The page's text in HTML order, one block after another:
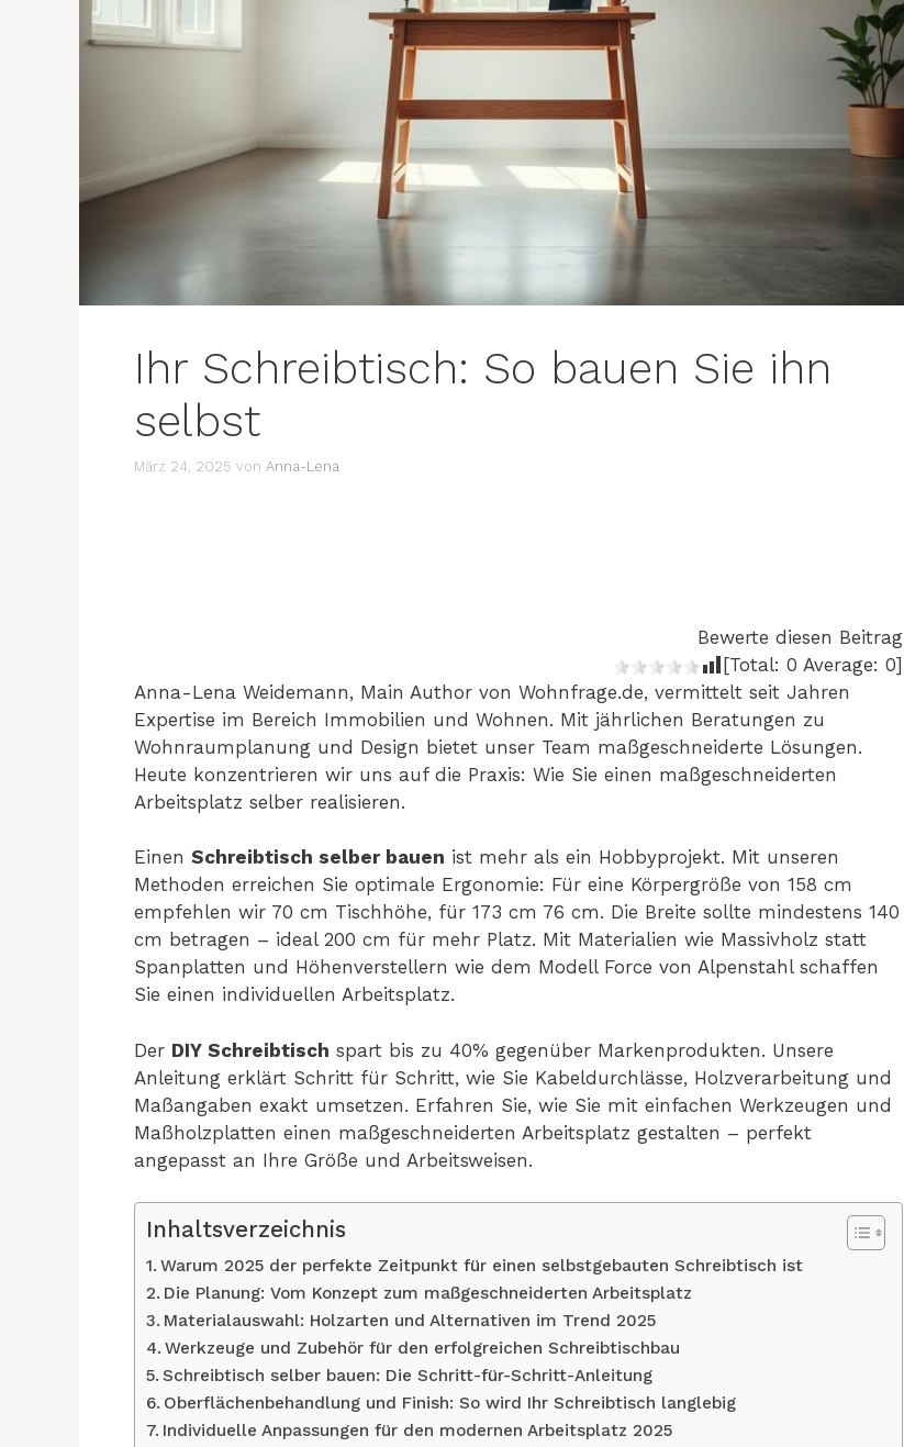
Ihr Schreibtisch: So bauen Sie ihn
selbst
März 24, 2025 von Anna-Lena
Bewerte diesen Beitrag
[Total: 0 Average: 0]
Anna-Lena Weidemann, Main Author von Wohnfrage.de, vermittelt seit Jahren
Expertise im Bereich Immobilien und Wohnen. Mit jährlichen Beratungen zu
Wohnraumplanung und Design bietet unser Team maßgeschneiderte Lösungen.
Heute konzentrieren wir uns auf die Praxis: Wie Sie einen maßgeschneiderten
Arbeitsplatz selber realisieren.
Einen Schreibtisch selber bauen ist mehr als ein Hobbyprojekt. Mit unseren
Methoden erreichen Sie optimale Ergonomie: Für eine Körpergröße von 158 cm
empfehlen wir 70 cm Tischhöhe, für 173 cm 76 cm. Die Breite sollte mindestens 140
cm betragen – ideal 200 cm für mehr Platz. Mit Materialien wie Massivholz statt
Spanplatten und Höhenverstellern wie dem Modell Force von Alpenstahl schaffen
Sie einen individuellen Arbeitsplatz.
Der DIY Schreibtisch spart bis zu 40% gegenüber Markenprodukten. Unsere
Anleitung erklärt Schritt für Schritt, wie Sie Kabeldurchlässe, Holzverarbeitung und
Maßangaben exakt umsetzen. Erfahren Sie, wie Sie mit einfachen Werkzeugen und
Maßholzplatten einen maßgeschneiderten Arbeitsplatz gestalten – perfekt
angepasst an Ihre Größe und Arbeitsweisen.
Inhaltsverzeichnis
Warum 2025 der perfekte Zeitpunkt für einen selbstgebauten Schreibtisch ist
Die Planung: Vom Konzept zum maßgeschneiderten Arbeitsplatz
Materialauswahl: Holzarten und Alternativen im Trend 2025
Werkzeuge und Zubehör für den erfolgreichen Schreibtischbau
Schreibtisch selber bauen: Die Schritt-für-Schritt-Anleitung
Oberflächenbehandlung und Finish: So wird Ihr Schreibtisch langlebig
Individuelle Anpassungen für den modernen Arbeitsplatz 2025